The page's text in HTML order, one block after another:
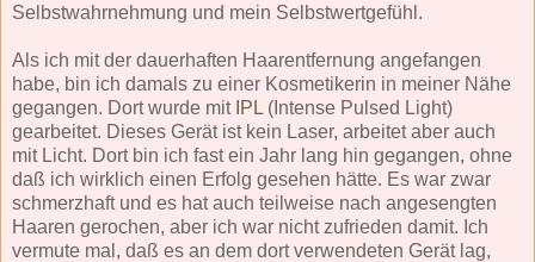
Selbstwahrnehmung und mein Selbstwertgefühl.
Als ich mit der dauerhaften Haarentfernung angefangen
habe, bin ich damals zu einer Kosmetikerin in meiner Nähe
gegangen. Dort wurde mit IPL (Intense Pulsed Light)
gearbeitet. Dieses Gerät ist kein Laser, arbeitet aber auch
mit Licht. Dort bin ich fast ein Jahr lang hin gegangen, ohne
daß ich wirklich einen Erfolg gesehen hätte. Es war zwar
schmerzhaft und es hat auch teilweise nach angesengten
Haaren gerochen, aber ich war nicht zufrieden damit. Ich
vermute mal, daß es an dem dort verwendeten Gerät lag,